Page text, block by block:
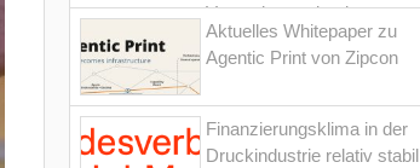
Verpackungsdruck vor
Aktuelles Whitepaper zu
Agentic Print von Zipcon
Finanzierungsklima in der
Druckindustrie relativ stabil